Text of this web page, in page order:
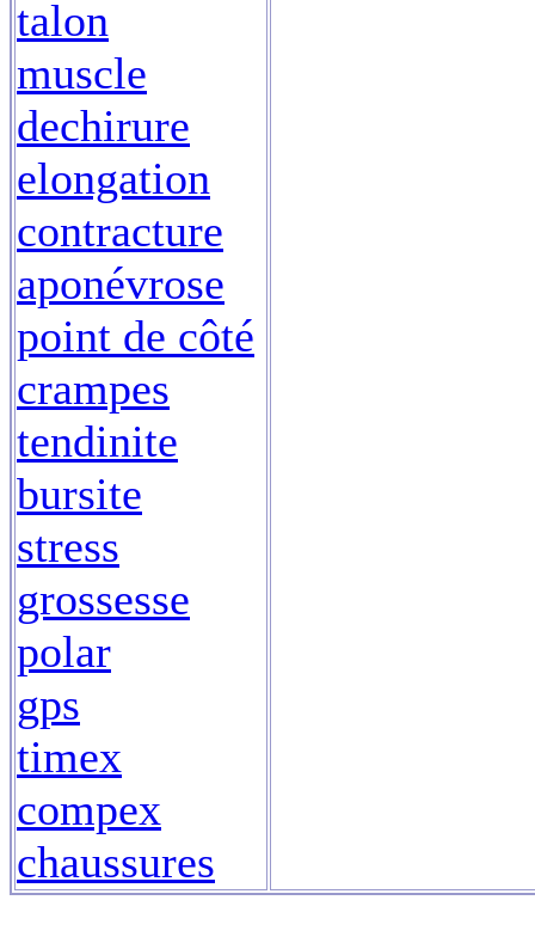
talon
muscle
dechirure
elongation
contracture
aponévrose
point de côté
crampes
tendinite
bursite
stress
grossesse
polar
gps
timex
compex
chaussures